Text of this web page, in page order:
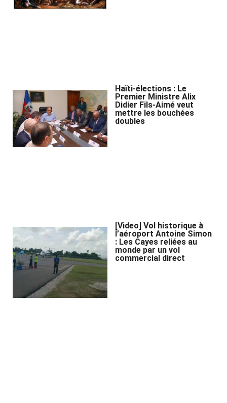
Haïti-élections : Le
Premier Ministre Alix
Didier Fils-Aimé veut
mettre les bouchées
doubles
[Video] Vol historique à
l’aéroport Antoine Simon
: Les Cayes reliées au
monde par un vol
commercial direct